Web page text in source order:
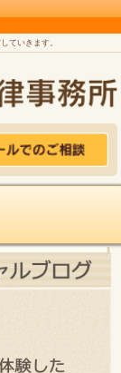
ていきます。